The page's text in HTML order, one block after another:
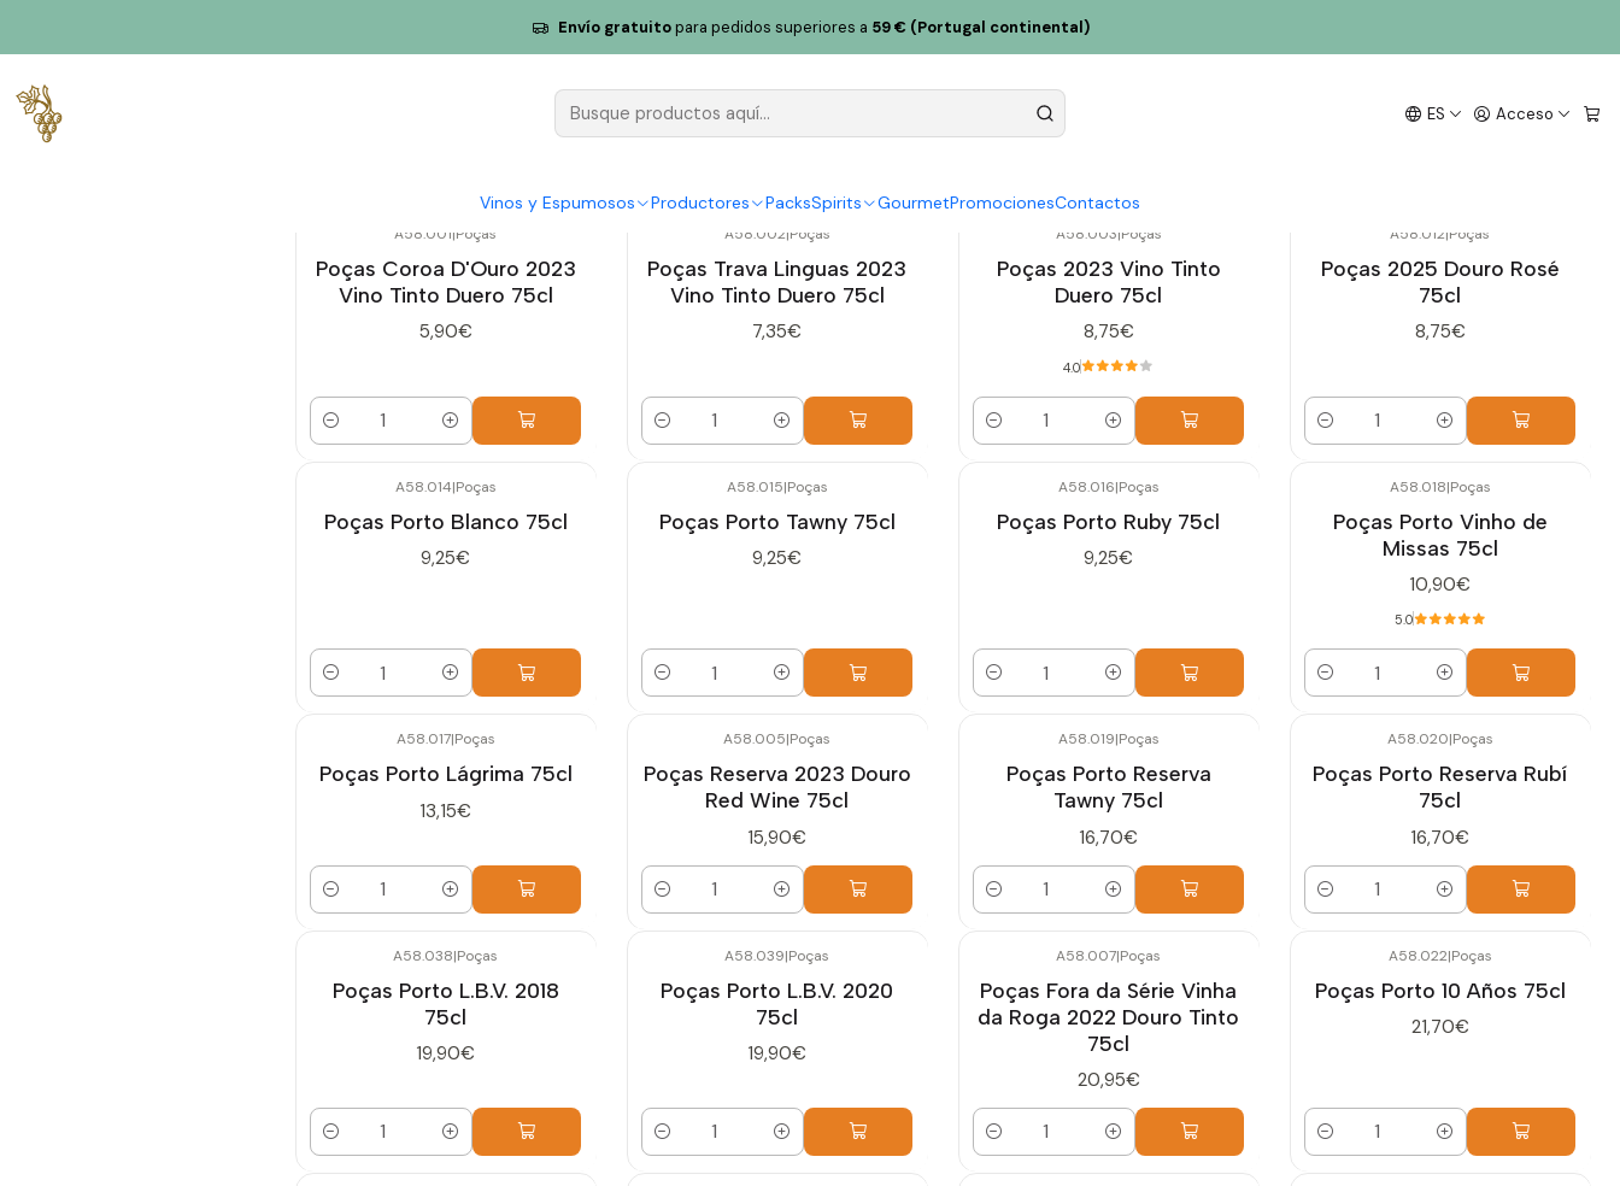
ES Acceso
Vinos y Espumosos Productores PacksSpirits GourmetPromocionesContactos
Envío gratuitopara pedidos superiores a 59 € (Portugal continental)
Charcos
A58.001|Poças
Poças Coroa D'Ouro 2023
Vino Tinto Duero 75cl
5,90€
Cantidad
A58.002|Poças
Poças Trava Linguas 2023
Vino Tinto Duero 75cl
7,35€
Cantidad
A58.003|Poças
Poças 2023 Vino Tinto
Duero 75cl
8,75€
4.0
Cantidad
A58.012|Poças
Poças 2025 Douro Rosé
75cl
8,75€
Cantidad
A58.014|Poças
Poças Porto Blanco 75cl
9,25€
Cantidad
A58.015|Poças
Poças Porto Tawny 75cl
9,25€
Cantidad
A58.016|Poças
Poças Porto Ruby 75cl
9,25€
Cantidad
A58.018|Poças
Poças Porto Vinho de
Missas 75cl
10,90€
5.0
Cantidad
A58.017|Poças
Poças Porto Lágrima 75cl
13,15€
Cantidad
A58.005|Poças
Poças Reserva 2023 Douro
Red Wine 75cl
15,90€
Cantidad
A58.019|Poças
Poças Porto Reserva
Tawny 75cl
16,70€
Cantidad
A58.020|Poças
Poças Porto Reserva Rubí
75cl
16,70€
Cantidad
A58.038|Poças
Poças Porto L.B.V. 2018
75cl
19,90€
Cantidad
A58.039|Poças
Poças Porto L.B.V. 2020
75cl
19,90€
Cantidad
A58.007|Poças
Poças Fora da Série Vinha
da Roga 2022 Douro Tinto
75cl
20,95€
Cantidad
A58.022|Poças
Poças Porto 10 Años 75cl
21,70€
Cantidad